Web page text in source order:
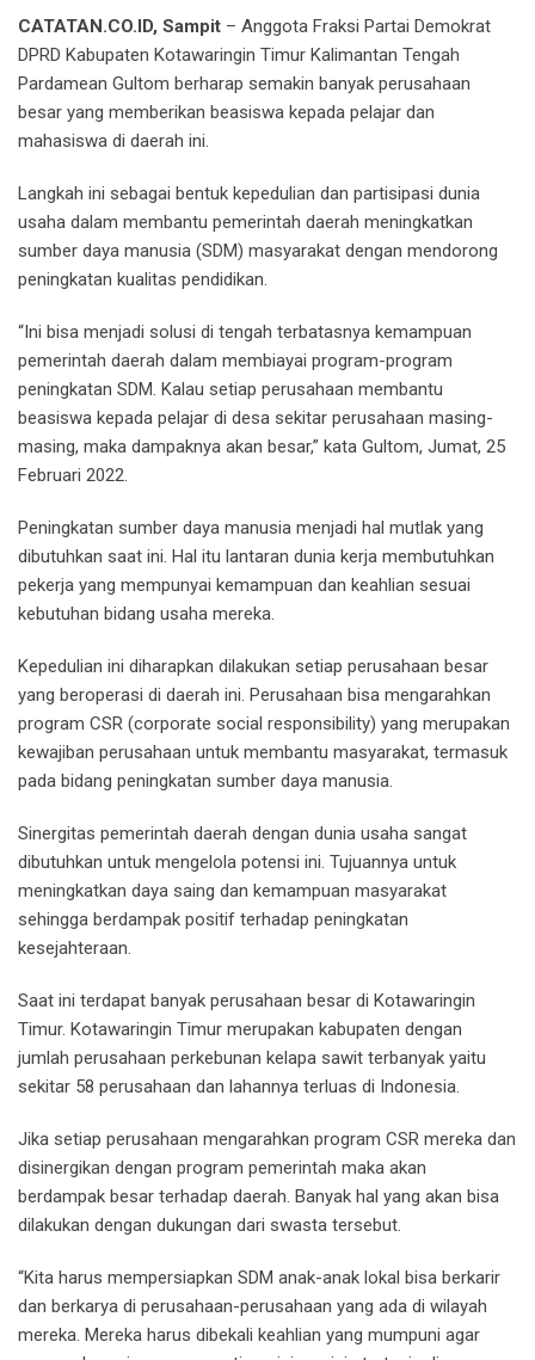
CATATAN.CO.ID, Sampit – Anggota Fraksi Partai Demokrat
DPRD Kabupaten Kotawaringin Timur Kalimantan Tengah
Pardamean Gultom berharap semakin banyak perusahaan
besar yang memberikan beasiswa kepada pelajar dan
mahasiswa di daerah ini.
Langkah ini sebagai bentuk kepedulian dan partisipasi dunia
usaha dalam membantu pemerintah daerah meningkatkan
sumber daya manusia (SDM) masyarakat dengan mendorong
peningkatan kualitas pendidikan.
“Ini bisa menjadi solusi di tengah terbatasnya kemampuan
pemerintah daerah dalam membiayai program-program
peningkatan SDM. Kalau setiap perusahaan membantu
beasiswa kepada pelajar di desa sekitar perusahaan masing-
masing, maka dampaknya akan besar,” kata Gultom, Jumat, 25
Februari 2022.
Peningkatan sumber daya manusia menjadi hal mutlak yang
dibutuhkan saat ini. Hal itu lantaran dunia kerja membutuhkan
pekerja yang mempunyai kemampuan dan keahlian sesuai
kebutuhan bidang usaha mereka.
Kepedulian ini diharapkan dilakukan setiap perusahaan besar
yang beroperasi di daerah ini. Perusahaan bisa mengarahkan
program CSR (corporate social responsibility) yang merupakan
kewajiban perusahaan untuk membantu masyarakat, termasuk
pada bidang peningkatan sumber daya manusia.
Sinergitas pemerintah daerah dengan dunia usaha sangat
dibutuhkan untuk mengelola potensi ini. Tujuannya untuk
meningkatkan daya saing dan kemampuan masyarakat
sehingga berdampak positif terhadap peningkatan
kesejahteraan.
Saat ini terdapat banyak perusahaan besar di Kotawaringin
Timur. Kotawaringin Timur merupakan kabupaten dengan
jumlah perusahaan perkebunan kelapa sawit terbanyak yaitu
sekitar 58 perusahaan dan lahannya terluas di Indonesia.
Jika setiap perusahaan mengarahkan program CSR mereka dan
disinergikan dengan program pemerintah maka akan
berdampak besar terhadap daerah. Banyak hal yang akan bisa
dilakukan dengan dukungan dari swasta tersebut.
“Kita harus mempersiapkan SDM anak-anak lokal bisa berkarir
dan berkarya di perusahaan-perusahaan yang ada di wilayah
mereka. Mereka harus dibekali keahlian yang mumpuni agar